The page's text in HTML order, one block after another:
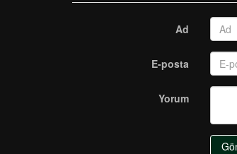
Ad
E-posta
Yorum